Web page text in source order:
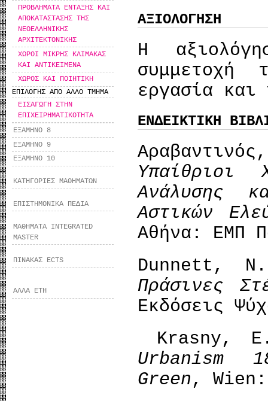
ΠΡΟΒΛΗΜΑΤΑ ΕΝΤΑΞΗΣ ΚΑΙ
ΑΠΟΚΑΤΑΣΤΑΣΗΣ ΤΗΣ
ΝΕΟΕΛΛΗΝΙΚΗΣ
ΑΡΧΙΤΕΚΤΟΝΙΚΗΣ
ΧΩΡΟΙ ΜΙΚΡΗΣ ΚΛΙΜΑΚΑΣ
ΚΑΙ ΑΝΤΙΚΕΙΜΕΝΑ
ΧΩΡΟΣ ΚΑΙ ΠΟΙΗΤΙΚΗ
ΕΠΙΛΟΓΗΣ ΑΠΟ ΑΛΛΟ ΤΜΗΜΑ
ΕΙΣΑΓΩΓΗ ΣΤΗΝ
ΕΠΙΧΕΙΡΗΜΑΤΙΚΟΤΗΤΑ
ΕΞΑΜΗΝΟ 8
ΕΞΑΜΗΝΟ 9
ΕΞΑΜΗΝΟ 10
ΚΑΤΗΓΟΡΙΕΣ ΜΑΘΗΜΑΤΩΝ
ΕΠΙΣΤΗΜΟΝΙΚΑ ΠΕΔΙΑ
ΜΑΘΗΜΑΤΑ INTEGRATED
MASTER
ΠΙΝΑΚΑΣ ECTS
ΑΛΛΑ ΕΤΗ
ΑΞΙΟΛΟΓΗΣΗ
Η
συμμετοχή
εργασία και
ΕΝΔΕΙΚΤΙΚΗ
Ανάλυσης
Αστικών
Αθήνα: ΕΜΠ
Dunnett,
Πράσινες
Εκδόσεις
Krasny,
Urbanism
Green, Wien: